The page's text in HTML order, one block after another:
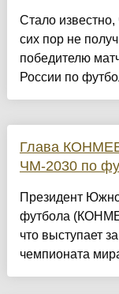
Стало
сих пор не
победителю
России по
Глава
ЧМ‑2030 по
Президент
футбола
что выступает
чемпионата